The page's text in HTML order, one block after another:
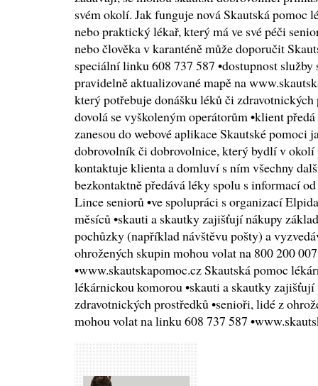
svém okolí. Jak funguje nová Skautská pomoc
nebo praktický lékař, který má ve své péči
nebo člověka v karanténě může doporučit
speciální linku 608 737 587 •dostupnost
pravidelně aktualizované mapě na
který potřebuje donášku léků či zdravotnických
dovolá se vyškoleným operátorům •klient
zanesou do webové aplikace Skautské pomoci
dobrovolník či dobrovolnice, který bydlí v
kontaktuje klienta a domluví s ním všechny
bezkontaktně předává léky spolu s informací
Lince seniorů •ve spolupráci s organizací
měsíců •skauti a skautky zajišťují nákupy
pochůzky (například návštěvu pošty) a
ohrožených skupin mohou volat na 800 200
•www.skautskapomoc.cz Skautská pomoc
lékárnickou komorou •skauti a skautky
zdravotnických prostředků •senioři, lidé z
mohou volat na linku 608 737 587